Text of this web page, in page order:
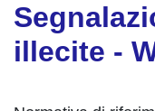
illecite -